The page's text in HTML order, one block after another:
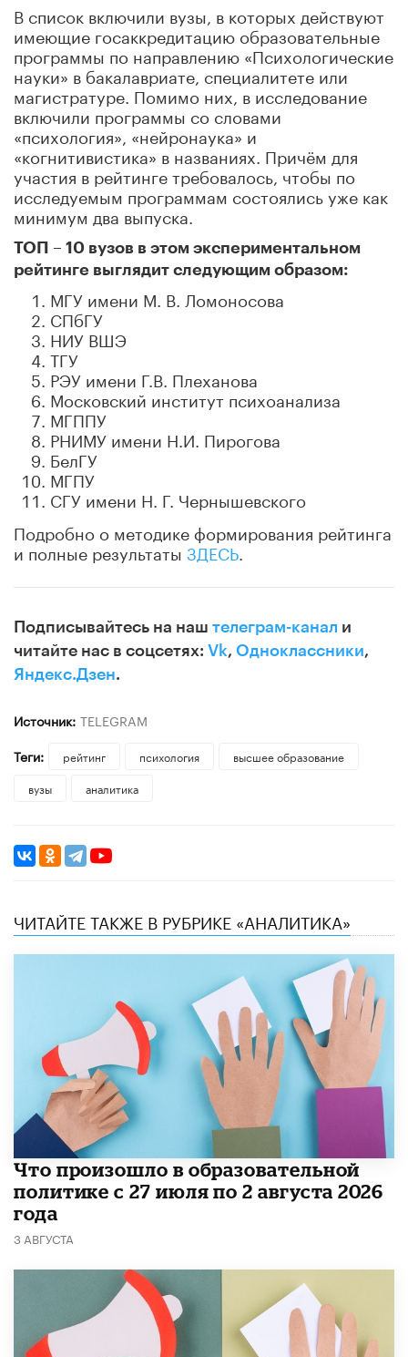
В список включили вузы, в которых действуют
имеющие госаккредитацию образовательные
программы по направлению «Психологические
науки» в бакалавриате, специалитете или
магистратуре. Помимо них, в исследование
включили программы со словами
«психология», «нейронаука» и
«когнитивистика» в названиях. Причём для
участия в рейтинге требовалось, чтобы по
исследуемым программам состоялись уже как
минимум два выпуска.
ТОП – 10 вузов в этом экспериментальном
рейтинге выглядит следующим образом:
МГУ имени М. В. Ломоносова
СПбГУ
НИУ ВШЭ
ТГУ
РЭУ имени Г.В. Плеханова
Московский институт психоанализа
МГППУ
РНИМУ имени Н.И. Пирогова
БелГУ
МГПУ
СГУ имени Н. Г. Чернышевского
Подробно о методике формирования рейтинга
и полные результаты ЗДЕСЬ
Подписывайтесь на наш телеграм-канал и
читайте нас в соцсетях: Vk, Одноклассники,
Яндекс.Дзен.
Источник: TELEGRAM
Теги:
рейтинг психология
высшее образование
вузы
аналитика
ЧИТАЙТЕ ТАКЖЕ В РУБРИКЕ «АНАЛИТИКА»
​Что произошло в образовательной
политике с 27 июля по 2 августа 2026
года
3 АВГУСТА